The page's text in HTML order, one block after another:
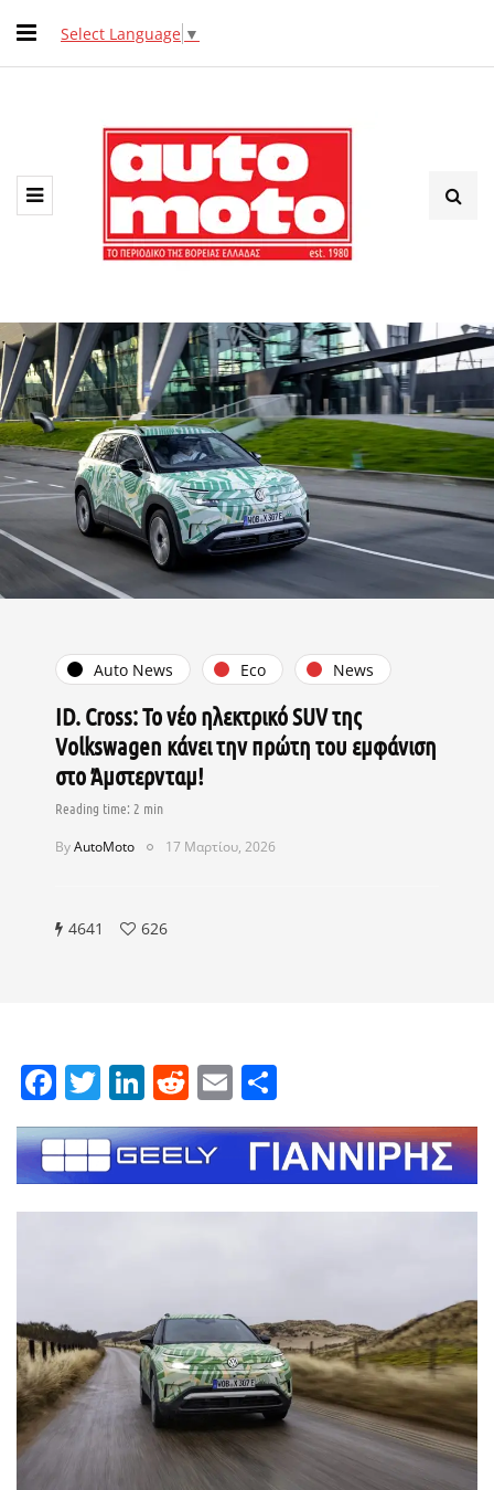
Select Language ▼
Auto News Eco News
ID. Cross: Το νέο ηλεκτρικό SUV της
Volkswagen κάνει την πρώτη του εμφάνιση
στο Άμστερνταμ!
ByAutoMoto 17 Μαρτίου, 2026
4641 626
Facebook
Twitter
LinkedIn
Reddit
Email